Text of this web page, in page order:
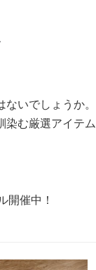
いでしょうか。
染む厳選アイテム
開催中！